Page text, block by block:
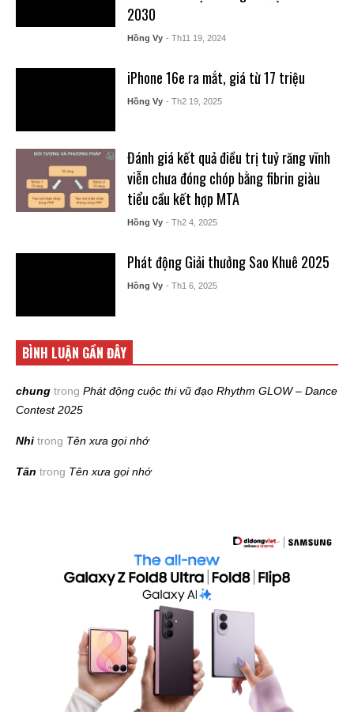
2030
Hồng Vy - Th11 19, 2024
iPhone 16e ra mắt, giá từ 17 triệu
Hồng Vy - Th2 19, 2025
Đánh giá kết quả điều trị tuỷ răng vĩnh
viễn chưa đóng chóp bằng fibrin giàu
tiểu cầu kết hợp MTA
Hồng Vy - Th2 4, 2025
Phát động Giải thưởng Sao Khuê 2025
Hồng Vy - Th1 6, 2025
BÌNH LUẬN GẦN ĐÂY
chung trong Phát động cuộc thi vũ đạo Rhythm GLOW – Dance
Contest 2025
Nhi trong Tên xưa gọi nhớ
Tân trong Tên xưa gọi nhớ